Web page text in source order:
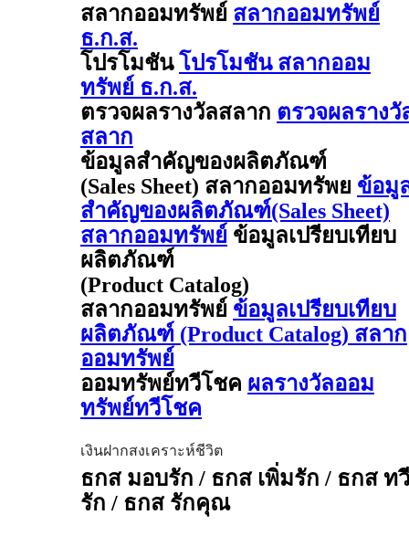
สลากออมทรัพย์ สลากออมทรัพย์
ธ.ก.ส.
โปรโมชัน โปรโมชัน สลากออม
ทรัพย์ ธ.ก.ส.
ตรวจผลรางวัลสลาก ตรวจผลรางวั
สลาก
ข้อมูลสำคัญของผลิตภัณฑ์
(Sales Sheet) สลากออมทรัพย ข้อมู
สำคัญของผลิตภัณฑ์(Sales Sheet)
สลากออมทรัพย์ ข้อมูลเปรียบเทียบ
ผลิตภัณฑ์
(Product Catalog)
สลากออมทรัพย์ ข้อมูลเปรียบเทียบ
ผลิตภัณฑ์ (Product Catalog) สลาก
ออมทรัพย์
ออมทรัพย์ทวีโชค ผลรางวัลออม
ทรัพย์ทวีโชค
เงินฝากสงเคราะห์ชีวิต
ธกส มอบรัก / ธกส เพิ่มรัก / ธกส ทวี
รัก / ธกส รักคุณ